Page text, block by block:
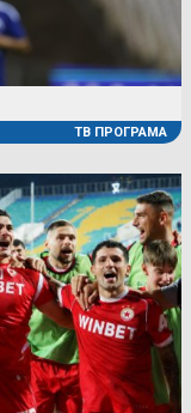
ТВ ПРОГРАМА